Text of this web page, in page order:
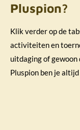
Pluspion?
Klik verder op de
activiteiten en
uitdaging of
Pluspion ben je